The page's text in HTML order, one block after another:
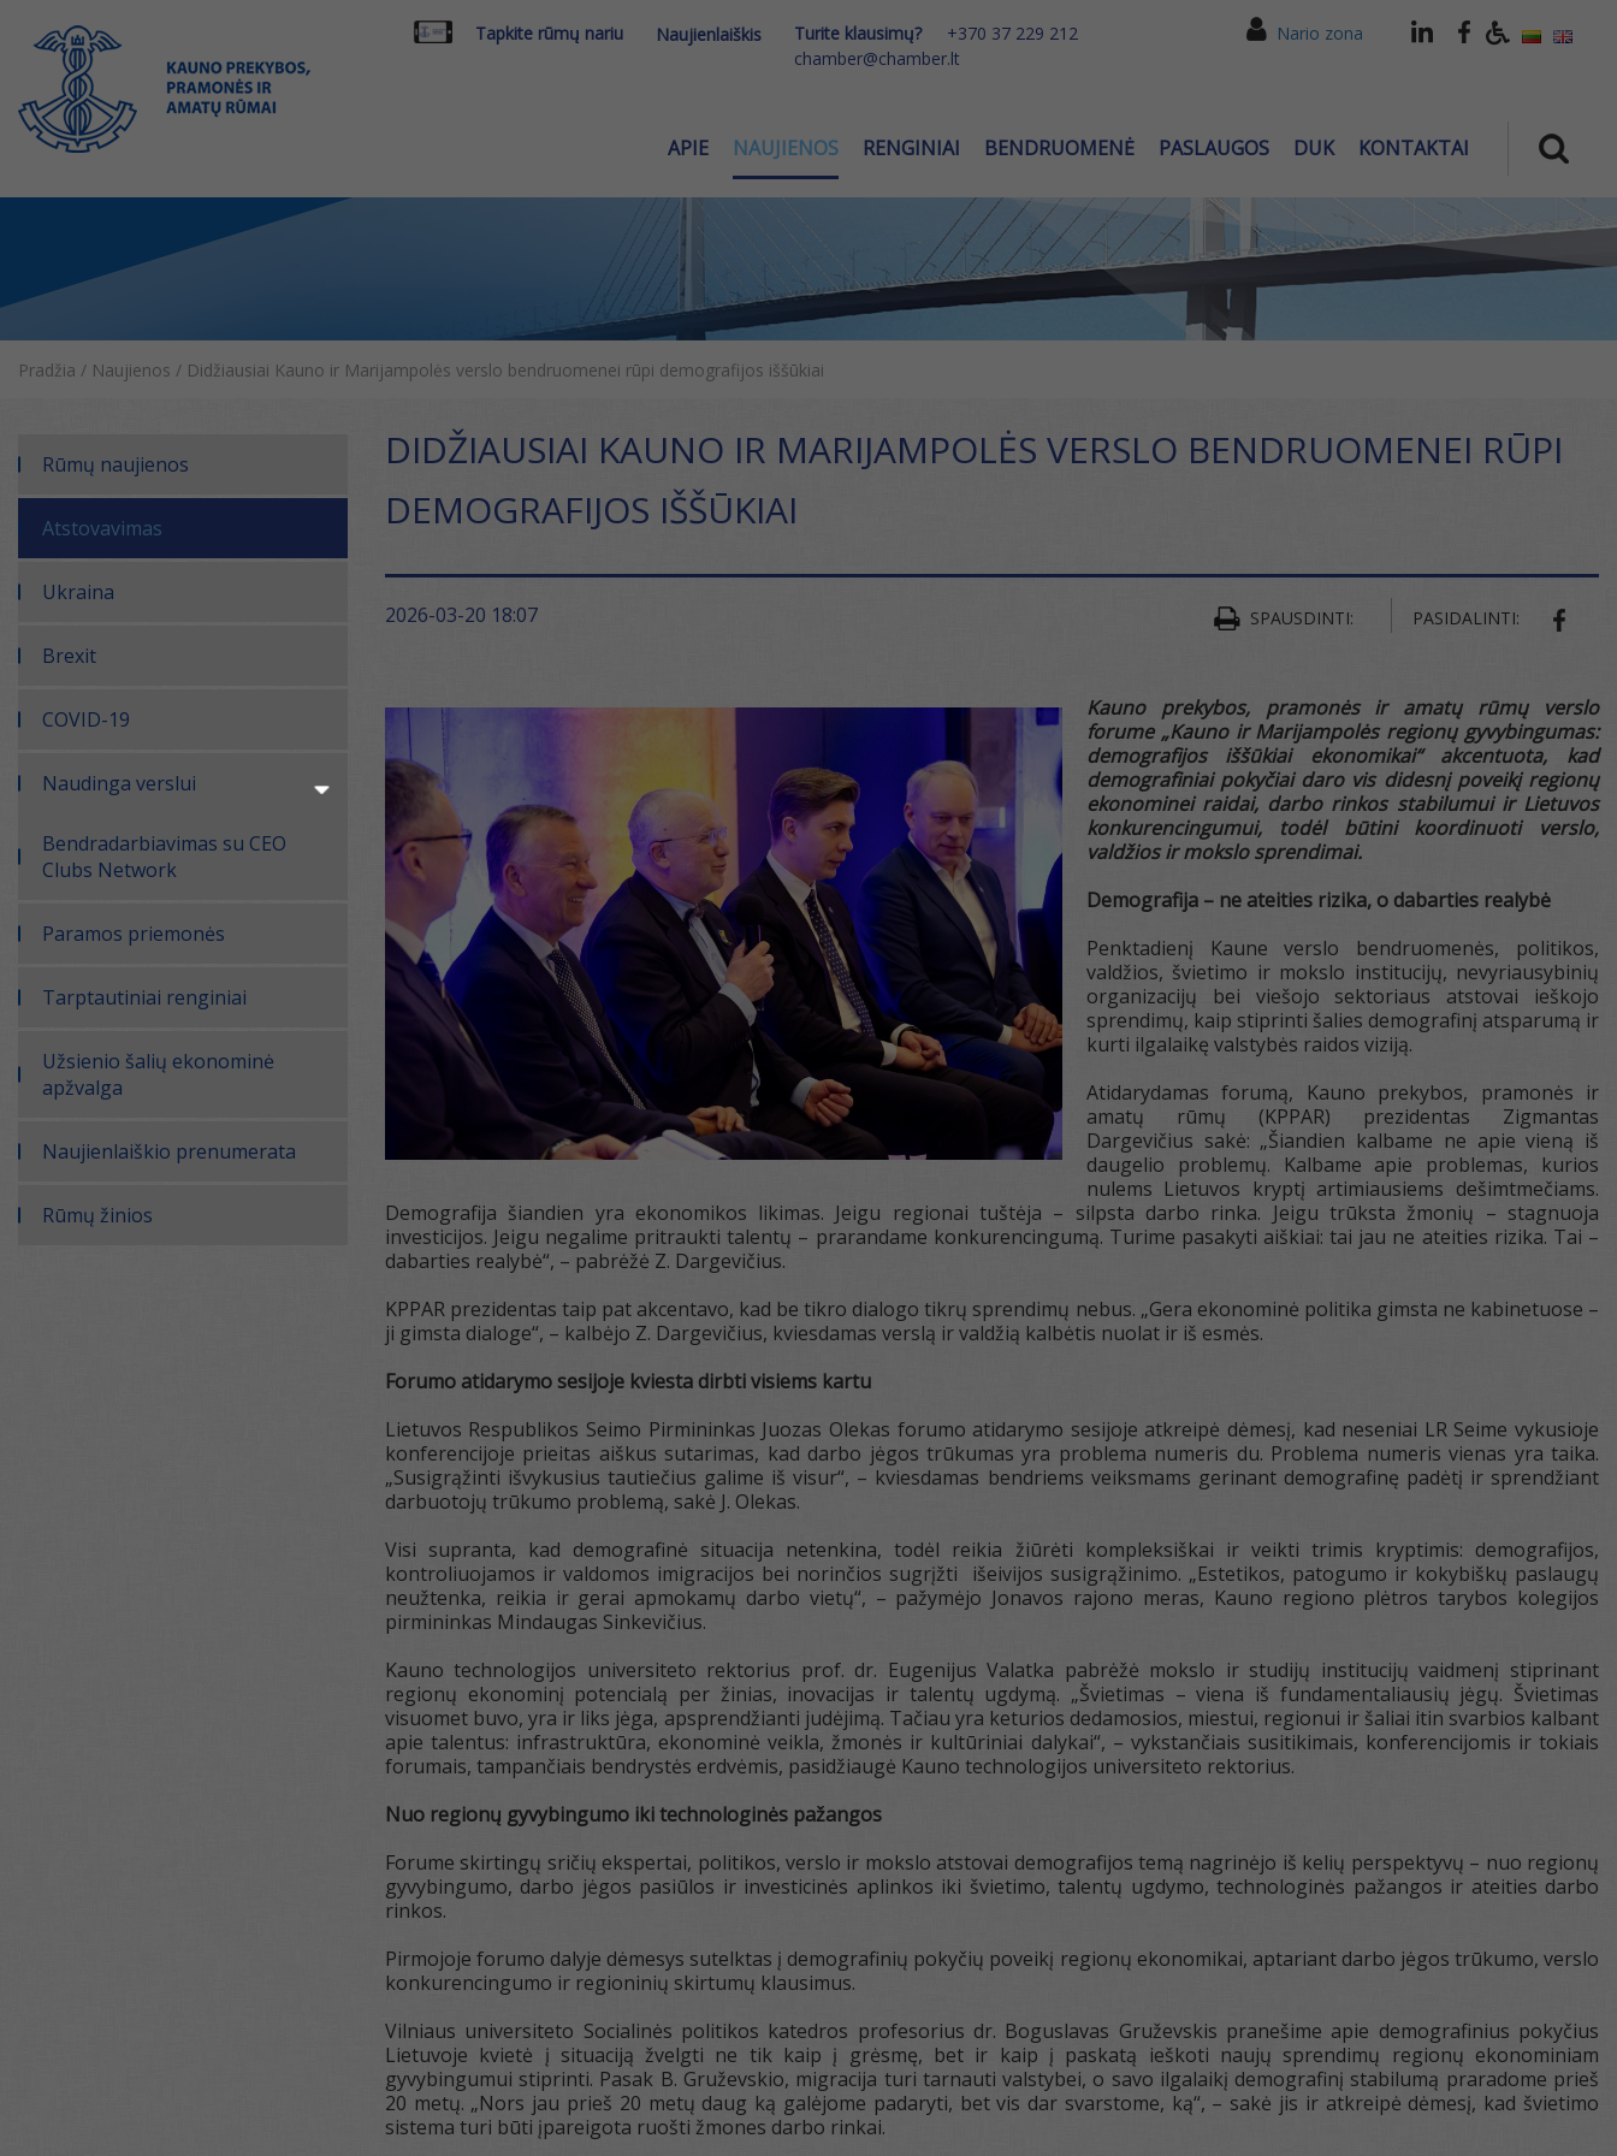
Tapkite rūmų nariu Naujienlaiškis Turite klausimų?
+370 37 229 212
chamber@chamber.lt
Nario zona
APIE NAUJIENOS RENGINIAI BENDRUOMENĖ PASLAUGOS DUK KONTAKTAI
Pradžia / Naujienos / Didžiausiai Kauno ir Marijampolės verslo bendruomenei rūpi demografijos iššūkiai
Rūmų naujienos
Atstovavimas
Ukraina
Brexit
COVID-19
Naudinga verslui
Bendradarbiavimas su CEO
Clubs Network
Paramos priemonės
Tarptautiniai renginiai
Užsienio šalių ekonominė
apžvalga
Naujienlaiškio prenumerata
Rūmų žinios
DIDŽIAUSIAI KAUNO IR MARIJAMPOLĖS VERSLO BENDRUOMENEI RŪPI
DEMOGRAFIJOS IŠŠŪKIAI
2026-03-20 18:07 SPAUSDINTI: PASIDALINTI:
Kauno prekybos, pramonės ir amatų rūmų verslo
forume „Kauno ir Marijampolės regionų gyvybingumas:
demografijos iššūkiai ekonomikai“ akcentuota, kad
demografiniai pokyčiai daro vis didesnį poveikį regionų
ekonominei raidai, darbo rinkos stabilumui ir Lietuvos
konkurencingumui, todėl būtini koordinuoti verslo,
valdžios ir mokslo sprendimai.
Demografija – ne ateities rizika, o dabarties realybė
Penktadienį Kaune verslo bendruomenės, politikos,
valdžios, švietimo ir mokslo institucijų, nevyriausybinių
organizacijų bei viešojo sektoriaus atstovai ieškojo
sprendimų, kaip stiprinti šalies demografinį atsparumą ir
kurti ilgalaikę valstybės raidos viziją.
Atidarydamas forumą, Kauno prekybos, pramonės ir
amatų rūmų (KPPAR) prezidentas Zigmantas
Dargevičius sakė: „Šiandien kalbame ne apie vieną iš
daugelio problemų. Kalbame apie problemas, kurios
nulems Lietuvos kryptį artimiausiems dešimtmečiams.
Demografija šiandien yra ekonomikos likimas. Jeigu regionai tuštėja – silpsta darbo rinka. Jeigu trūksta žmonių – stagnuoja
investicijos. Jeigu negalime pritraukti talentų – prarandame konkurencingumą. Turime pasakyti aiškiai: tai jau ne ateities rizika. Tai –
dabarties realybė“, – pabrėžė Z. Dargevičius.
KPPAR prezidentas taip pat akcentavo, kad be tikro dialogo tikrų sprendimų nebus. „Gera ekonominė politika gimsta ne kabinetuose –
ji gimsta dialoge“, – kalbėjo Z. Dargevičius, kviesdamas verslą ir valdžią kalbėtis nuolat ir iš esmės.
Forumo atidarymo sesijoje kviesta dirbti visiems kartu
Lietuvos Respublikos Seimo Pirmininkas Juozas Olekas forumo atidarymo sesijoje atkreipė dėmesį, kad neseniai LR Seime vykusioje
konferencijoje prieitas aiškus sutarimas, kad darbo jėgos trūkumas yra problema numeris du. Problema numeris vienas yra taika.
„Susigrąžinti išvykusius tautiečius galime iš visur“, – kviesdamas bendriems veiksmams gerinant demografinę padėtį ir sprendžiant
darbuotojų trūkumo problemą, sakė J. Olekas.
Visi supranta, kad demografinė situacija netenkina, todėl reikia žiūrėti kompleksiškai ir veikti trimis kryptimis: demografijos,
kontroliuojamos ir valdomos imigracijos bei norinčios sugrįžti išeivijos susigrąžinimo. „Estetikos, patogumo ir kokybiškų paslaugų
neužtenka, reikia ir gerai apmokamų darbo vietų“, – pažymėjo Jonavos rajono meras, Kauno regiono plėtros tarybos kolegijos
pirmininkas Mindaugas Sinkevičius.
Kauno technologijos universiteto rektorius prof. dr. Eugenijus Valatka pabrėžė mokslo ir studijų institucijų vaidmenį stiprinant
regionų ekonominį potencialą per žinias, inovacijas ir talentų ugdymą. „Švietimas – viena iš fundamentaliausių jėgų. Švietimas
visuomet buvo, yra ir liks jėga, apsprendžianti judėjimą. Tačiau yra keturios dedamosios, miestui, regionui ir šaliai itin svarbios kalbant
apie talentus: infrastruktūra, ekonominė veikla, žmonės ir kultūriniai dalykai“, – vykstančiais susitikimais, konferencijomis ir tokiais
forumais, tampančiais bendrystės erdvėmis, pasidžiaugė Kauno technologijos universiteto rektorius.
Nuo regionų gyvybingumo iki technologinės pažangos
Forume skirtingų sričių ekspertai, politikos, verslo ir mokslo atstovai demografijos temą nagrinėjo iš kelių perspektyvų – nuo regionų
gyvybingumo, darbo jėgos pasiūlos ir investicinės aplinkos iki švietimo, talentų ugdymo, technologinės pažangos ir ateities darbo
rinkos.
Pirmojoje forumo dalyje dėmesys sutelktas į demografinių pokyčių poveikį regionų ekonomikai, aptariant darbo jėgos trūkumo, verslo
konkurencingumo ir regioninių skirtumų klausimus.
Vilniaus universiteto Socialinės politikos katedros profesorius dr. Boguslavas Gruževskis pranešime apie demografinius pokyčius
Lietuvoje kvietė į situaciją žvelgti ne tik kaip į grėsmę, bet ir kaip į paskatą ieškoti naujų sprendimų regionų ekonominiam
gyvybingumui stiprinti. Pasak B. Gruževskio, migracija turi tarnauti valstybei, o savo ilgalaikį demografinį stabilumą praradome prieš
20 metų. „Nors jau prieš 20 metų daug ką galėjome padaryti, bet vis dar svarstome, ką“, – sakė jis ir atkreipė dėmesį, kad švietimo
sistema turi būti įpareigota ruošti žmones darbo rinkai.